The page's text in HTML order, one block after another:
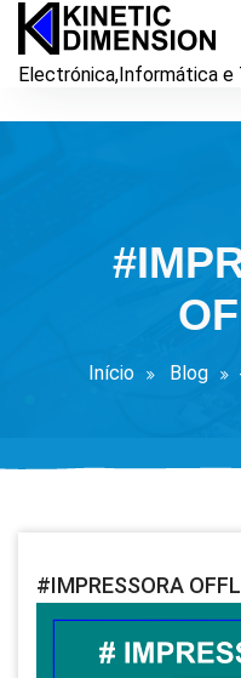
Saltar
para
Electrónica,Informática e
Início Blog
#IMPRESSORA